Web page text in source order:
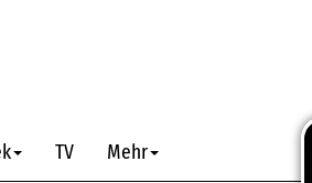
TV Mehr